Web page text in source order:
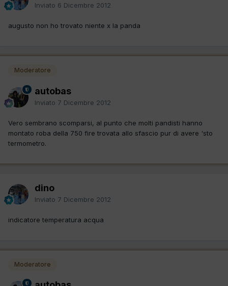
Inviato 6 Dicembre 2012
augusto non ho trovato niente x la panda
Moderatore
autobas
Inviato 7 Dicembre 2012
Vero sembrano scomparsi, al punto che molti pandisti hanno
montato roba della 750 fire trovata allo sfascio pur di avere 'sto
termometro.
dino
Inviato 7 Dicembre 2012
indicatore temperatura acqua
Moderatore